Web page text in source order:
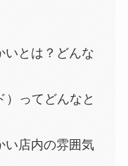
いとは？どんな
）ってどんなと
い店内の雰囲気